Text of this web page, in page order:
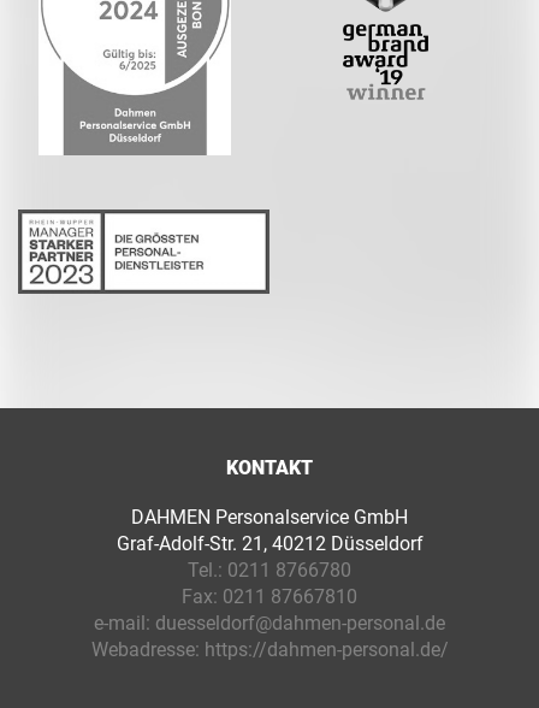
KONTAKT
DAHMEN Personalservice GmbH
Graf-Adolf-Str. 21, 40212 Düsseldorf
Tel.: 0211 8766780
Fax: 0211 87667810
e-mail: duesseldorf@dahmen-personal.de
Webadresse: https://dahmen-personal.de/